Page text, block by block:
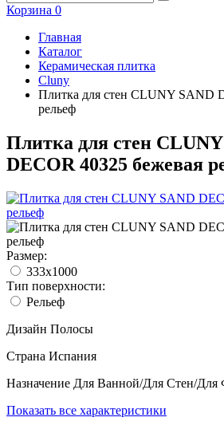
Корзина 0
Главная
Каталог
Керамическая плитка
Cluny
Плитка для стен CLUNY SAND
рельеф
Плитка для стен
DECOR 40325 бежевая
Размер:
333x1000
Тип поверхности:
Рельеф
Дизайн Полосы
Страна Испания
Назначение Для Ванной/Для Стен/Для
Показать все характеристики